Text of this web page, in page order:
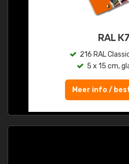
RAL K7
216 RAL
5 x 15 cm,
Meer info /